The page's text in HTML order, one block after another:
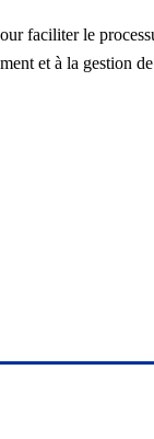
faciliter le
et à la gestion